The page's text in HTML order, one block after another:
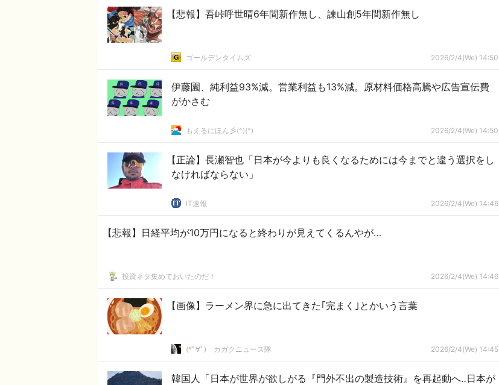
【悲報】吾峠呼世晴6年間新作無し、諫山創5年間新作無し
ゴールデンタイムズ 2026/2/4(We) 14:50
伊藤園、純利益93%減。営業利益も13%減。原材料価格高騰や広告宣伝費
がかさむ
もえるにほん彡(^)(^) 2026/2/4(We) 14:50
【正論】長瀬智也「日本が今よりも良くなるためには今までと違う選択をし
なければならない」
IT速報 2026/2/4(We) 14:46
【悲報】日経平均が10万円になると終わりが見えてくるんやが…
投資ネタ集めておいたのだ！ 2026/2/4(We) 14:46
【画像】ラーメン界に急に出てきた｢完まく｣とかいう言葉
(*ﾟ∀ﾟ)ゞカガクニュース隊 2026/2/4(We) 14:45
韓国人「日本が世界が欲しがる『門外不出の製造技術』を再起動へ‥日本が